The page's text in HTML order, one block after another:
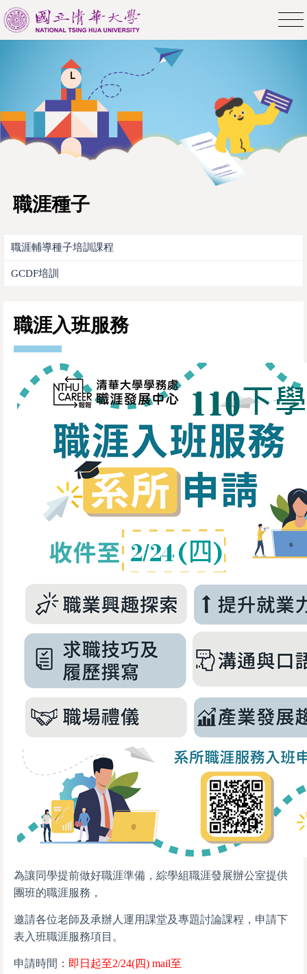
職涯種子
職涯輔導種子培訓課程
GCDF培訓
職涯入班服務
為讓同學提前做好職涯準備，綜學組職涯發展辦公室提供
團班的職涯服務，
邀請各位老師及承辦人運用課堂及專題討論課程，申請下
表入班職涯服務項目。
申請時間： 即日起至2/24(四) mail至